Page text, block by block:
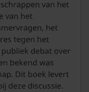
van het
van het
het
tegen het
debat over
bekend was
Dit boek levert
deze discussie.